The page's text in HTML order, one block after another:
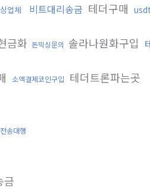
업체 비트대리송금 테더구매
금화 돈믹싱문의 솔라나원화구입
소액결제코인구입 테더트론파는곳
송대행
금